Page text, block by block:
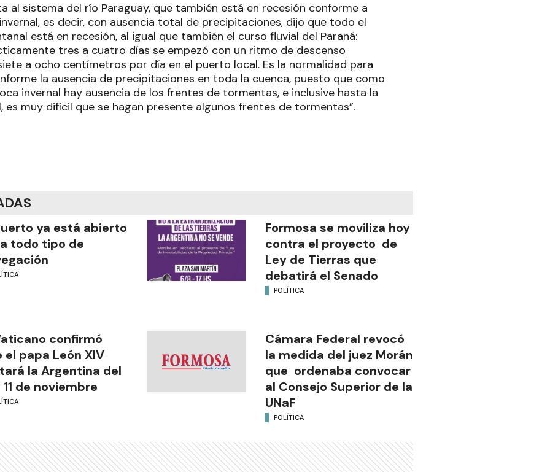
al sistema del río Paraguay, que también está en recesión conforme a
es decir, con ausencia total de precipitaciones, dijo que todo el
está en recesión, al igual que también el curso fluvial del Paraná:
tres a cuatro días se empezó con un ritmo de descenso
a ocho centímetros por día en el puerto local. Es la normalidad para
la ausencia de precipitaciones en toda la cuenca, puesto que como
invernal hay ausencia de los frentes de tormentas, e inclusive hasta la
es muy difícil que se hagan presente algunos frentes de tormentas”.
ya está abierto
todo tipo de
Formosa se moviliza hoy
contra el proyecto de
Ley de Tierras que
debatirá el Senado
POLÍTICA
confirmó
el papa León XIV
la Argentina del
11 de noviembre
Cámara Federal revocó
la medida del juez Morán
que ordenaba convocar
al Consejo Superior de la
UNaF
POLÍTICA